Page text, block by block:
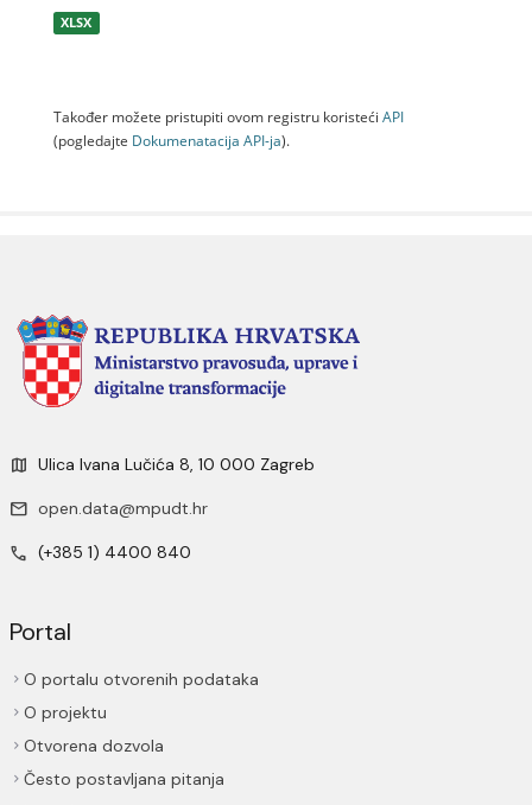
XLSX
Također možete pristupiti ovom registru koristeći API
(pogledajte Dokumenаtаcijа API-jа).